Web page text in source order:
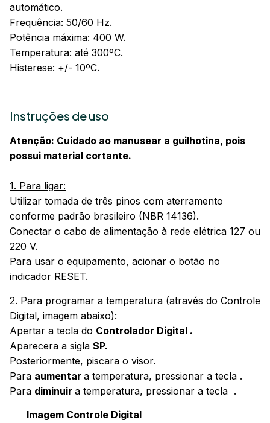
automático.
Frequência: 50/60 Hz.
Potência máxima: 400 W.
Temperatura: até 300ºC.
Histerese: +/- 10ºC.
Instruções de uso
Atenção: Cuidado ao manusear a guilhotina, pois
possui material cortante.
1. Para ligar:
Utilizar tomada de três pinos com aterramento
conforme padrão brasileiro (NBR 14136).
Conectar o cabo de alimentação à rede elétrica 127 ou
220 V.
Para usar o equipamento, acionar o botão no
indicador RESET.
2. Para programar a temperatura (através do Controle
Digital, imagem abaixo):
Apertar a tecla do Controlador Digital .
Aparecera a sigla SP.
Posteriormente, piscara o visor.
Para aumentar a temperatura, pressionar a tecla .
Para diminuir a temperatura, pressionar a tecla .
Imagem Controle Digital